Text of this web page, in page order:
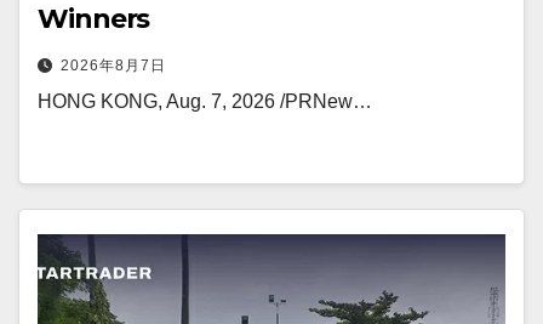
Winners
2026年8月7日
HONG KONG, Aug. 7, 2026 /PRNew…